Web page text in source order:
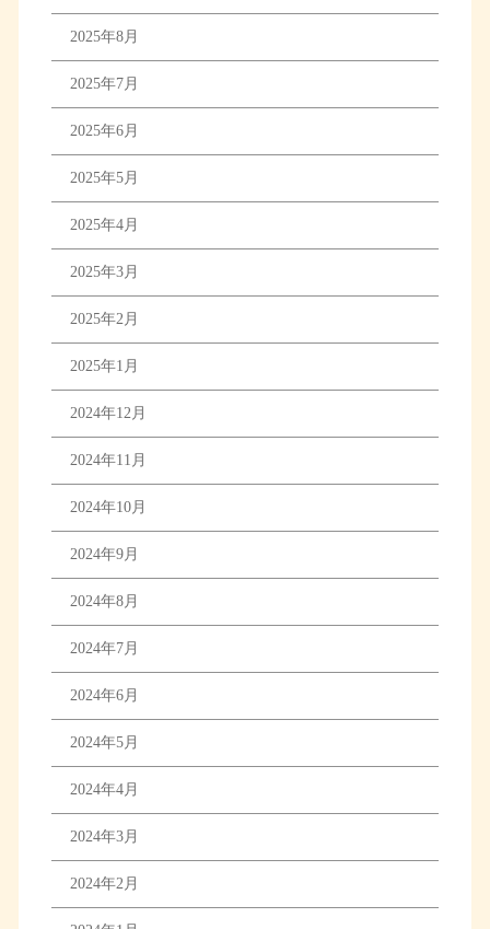
2025年8月
2025年7月
2025年6月
2025年5月
2025年4月
2025年3月
2025年2月
2025年1月
2024年12月
2024年11月
2024年10月
2024年9月
2024年8月
2024年7月
2024年6月
2024年5月
2024年4月
2024年3月
2024年2月